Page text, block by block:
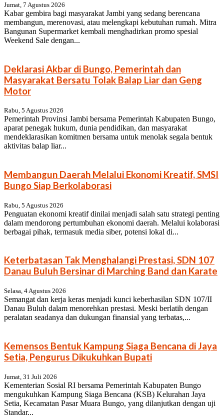
Jumat, 7 Agustus 2026
Kabar gembira bagi masyarakat Jambi yang sedang berencana
membangun, merenovasi, atau melengkapi kebutuhan rumah. Mitra
Bangunan Supermarket kembali menghadirkan promo spesial
Weekend Sale dengan...
Deklarasi Akbar di Bungo, Pemerintah dan
Masyarakat Bersatu Tolak Balap Liar dan Geng
Motor
Rabu, 5 Agustus 2026
Pemerintah Provinsi Jambi bersama Pemerintah Kabupaten Bungo,
aparat penegak hukum, dunia pendidikan, dan masyarakat
mendeklarasikan komitmen bersama untuk menolak segala bentuk
aktivitas balap liar...
Membangun Daerah Melalui Ekonomi Kreatif, SMSI
Bungo Siap Berkolaborasi
Rabu, 5 Agustus 2026
Penguatan ekonomi kreatif dinilai menjadi salah satu strategi penting
dalam mendorong pertumbuhan ekonomi daerah. Melalui kolaborasi
berbagai pihak, termasuk media siber, potensi lokal di...
Keterbatasan Tak Menghalangi Prestasi, SDN 107
Danau Buluh Bersinar di Marching Band dan Karate
Selasa, 4 Agustus 2026
Semangat dan kerja keras menjadi kunci keberhasilan SDN 107/II
Danau Buluh dalam menorehkan prestasi. Meski berlatih dengan
peralatan seadanya dan dukungan finansial yang terbatas,...
Kemensos Bentuk Kampung Siaga Bencana di Jaya
Setia, Pengurus Dikukuhkan Bupati
Jumat, 31 Juli 2026
Kementerian Sosial RI bersama Pemerintah Kabupaten Bungo
mengukuhkan Kampung Siaga Bencana (KSB) Kelurahan Jaya
Setia, Kecamatan Pasar Muara Bungo, yang dilanjutkan dengan uji
Standar...